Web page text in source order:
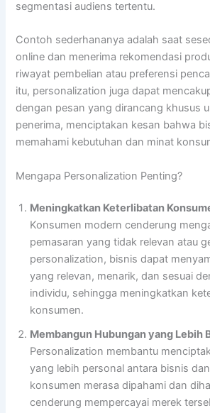
segmentasi audiens tertentu.
Contoh sederhananya adalah saat
online dan menerima rekomendasi
riwayat pembelian atau preferensi
itu, personalization juga dapat
dengan pesan yang dirancang khusus
penerima, menciptakan kesan bahwa
memahami kebutuhan dan minat
Mengapa Personalization Penting?
Meningkatkan Keterlibatan
Konsumen modern cenderung
pemasaran yang tidak relevan atau
personalization, bisnis dapat
yang relevan, menarik, dan sesuai
individu, sehingga meningkatkan
konsumen.
Membangun Hubungan yang Lebih
Personalization membantu
yang lebih personal antara bisnis
konsumen merasa dipahami dan
cenderung mempercayai merek